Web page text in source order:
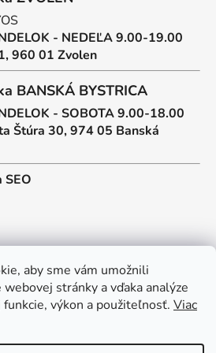
aby sme vám umožnili
stránky a vďaka analýze
výkon a použiteľnosť. Viac
- NEDEĽA 9.00-19.00
960 01 Zvolen
BANSKÁ BYSTRICA
- SOBOTA 9.00-18.00
Štúra 30, 974 05 Banská
SEO
906